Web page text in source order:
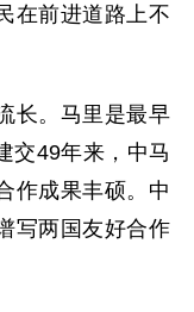
在前进道路上不
。马里是最早
交49年来，中马
作成果丰硕。中
写两国友好合作